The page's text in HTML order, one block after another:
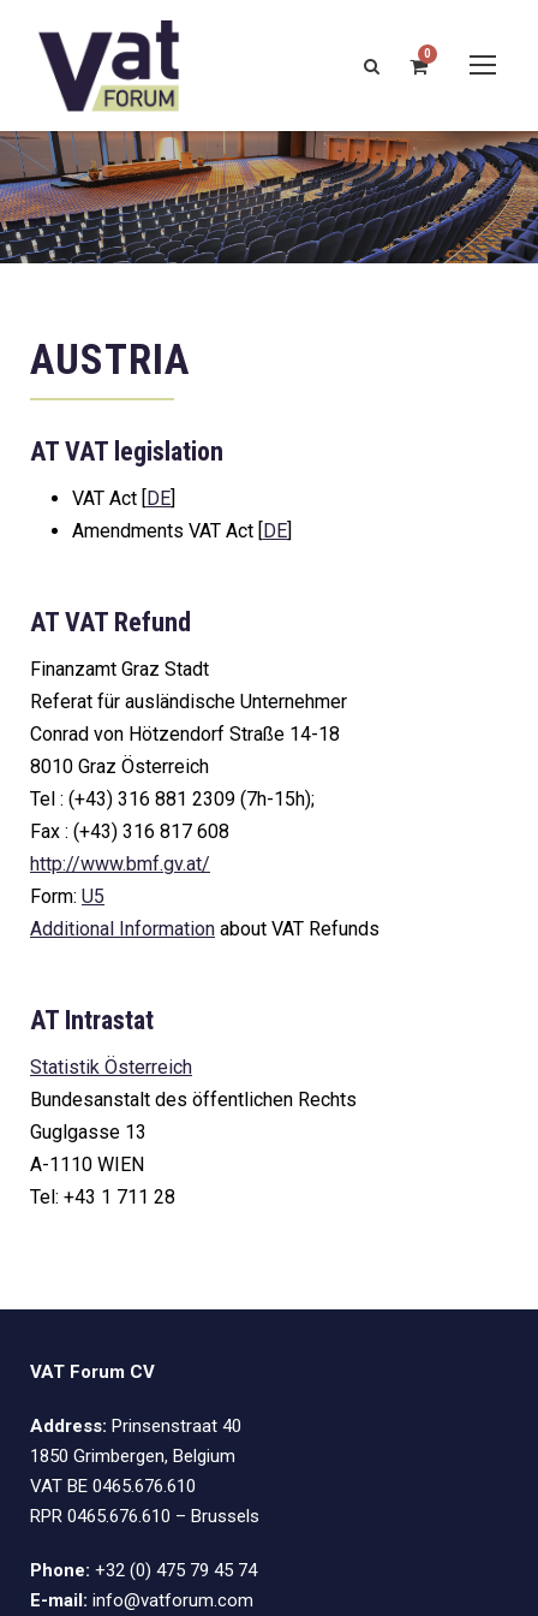
0
AUSTRIA
AT VAT legislation
VAT Act [ DE
Amendments VAT Act [ DE
AT VAT Refund
Finanzamt Graz Stadt
Referat für ausländische Unternehmer
Conrad von Hötzendorf Straße 14-18
8010 Graz Österreich
Tel : (+43) 316 881 2309 (7h-15h);
Fax : (+43) 316 817 608
http://www.bmf.gv.at/
Form: U5
Additional Information about VAT Refunds
AT Intrastat
Statistik Österreich
Bundesanstalt des öffentlichen Rechts
Guglgasse 13
A-1110 WIEN
Tel: +43 1 711 28
VAT Forum CV
Address: Prinsenstraat 40
1850 Grimbergen, Belgium
VAT BE 0465.676.610
RPR 0465.676.610 – Brussels
Phone: +32 (0) 475 79 45 74
E-mail: info@vatforum.com